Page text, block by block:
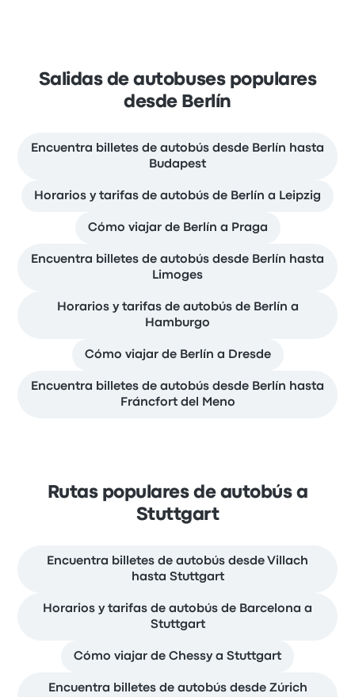
Salidas de autobuses populares
desde Berlín
Encuentra billetes de autobús desde Berlín hasta
Budapest
Horarios y tarifas de autobús de Berlín a Leipzig
Cómo viajar de Berlín a Praga
Encuentra billetes de autobús desde Berlín hasta
Limoges
Horarios y tarifas de autobús de Berlín a
Hamburgo
Cómo viajar de Berlín a Dresde
Encuentra billetes de autobús desde Berlín hasta
Fráncfort del Meno
Rutas populares de autobús a
Stuttgart
Encuentra billetes de autobús desde Villach
hasta Stuttgart
Horarios y tarifas de autobús de Barcelona a
Stuttgart
Cómo viajar de Chessy a Stuttgart
Encuentra billetes de autobús desde Zúrich